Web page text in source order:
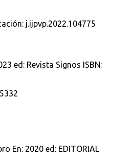
j.ijpvp.2022.104775
ed: Revista Signos ISBN:
En: 2020 ed: EDITORIAL